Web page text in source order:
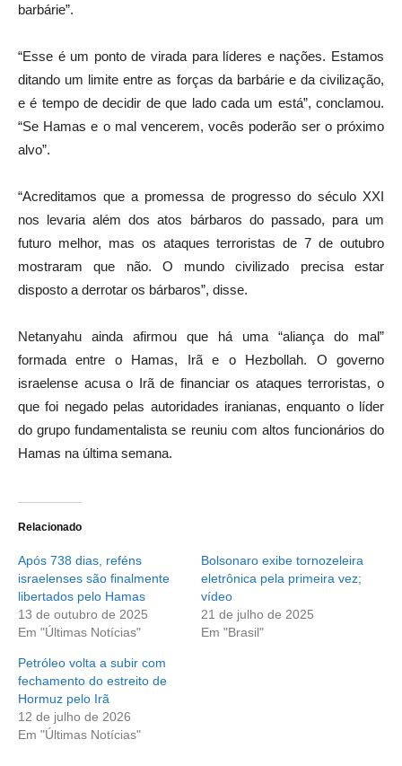
barbárie”.
“Esse é um ponto de virada para líderes e nações. Estamos
ditando um limite entre as forças da barbárie e da civilização,
e é tempo de decidir de que lado cada um está”, conclamou.
“Se Hamas e o mal vencerem, vocês poderão ser o próximo
alvo”.
“Acreditamos que a promessa de progresso do século XXI
nos levaria além dos atos bárbaros do passado, para um
futuro melhor, mas os ataques terroristas de 7 de outubro
mostraram que não. O mundo civilizado precisa estar
disposto a derrotar os bárbaros”, disse.
Netanyahu ainda afirmou que há uma “aliança do mal”
formada entre o Hamas, Irã e o Hezbollah. O governo
israelense acusa o Irã de financiar os ataques terroristas, o
que foi negado pelas autoridades iranianas, enquanto o líder
do grupo fundamentalista se reuniu com altos funcionários do
Hamas na última semana.
Relacionado
Após 738 dias, reféns
israelenses são finalmente
libertados pelo Hamas
13 de outubro de 2025
Em "Últimas Notícias"
Bolsonaro exibe tornozeleira
eletrônica pela primeira vez;
vídeo
21 de julho de 2025
Em "Brasil"
Petróleo volta a subir com
fechamento do estreito de
Hormuz pelo Irã
12 de julho de 2026
Em "Últimas Notícias"